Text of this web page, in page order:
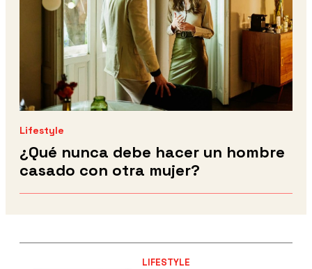
Lifestyle
¿Qué nunca debe hacer un hombre
casado con otra mujer?
LIFESTYLE